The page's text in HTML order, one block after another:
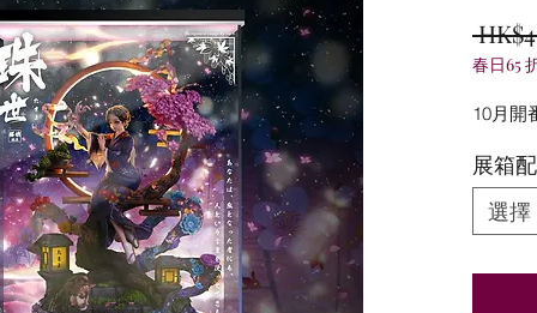
春日65
10月開
展箱
選擇